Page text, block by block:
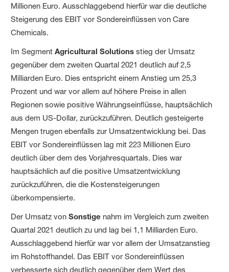
Millionen Euro. Ausschlaggebend hierfür war die deutliche
Steigerung des EBIT vor Sondereinflüssen von Care
Chemicals.
Im SegmentAgricultural Solutionsstieg der Umsatz
gegenüber dem zweiten Quartal 2021 deutlich auf 2,5
Milliarden Euro. Dies entspricht einem Anstieg um 25,3
Prozent und war vor allem auf höhere Preise in allen
Regionen sowie positive Währungseinflüsse, hauptsächlich
aus dem US-Dollar, zurückzuführen. Deutlich gesteigerte
Mengen trugen ebenfalls zur Umsatzentwicklung bei. Das
EBIT vor Sondereinflüssen lag mit 223 Millionen Euro
deutlich über dem des Vorjahresquartals. Dies war
hauptsächlich auf die positive Umsatzentwicklung
zurückzuführen, die die Kostensteigerungen
überkompensierte.
Der Umsatz vonSonstige nahm im Vergleich zum zweiten
Quartal 2021 deutlich zu und lag bei 1,1 Milliarden Euro.
Ausschlaggebend hierfür war vor allem der Umsatzanstieg
im Rohstoffhandel. Das EBIT vor Sondereinflüssen
verbesserte sich deutlich gegenüber dem Wert des